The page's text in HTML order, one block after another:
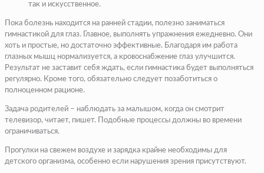
так и искусственное.
Пока болезнь находится на ранней стадии, полезно заниматься
гимнастикой для глаз. Главное, выполнять упражнения ежедневно. Они
хоть и простые, но достаточно эффективные. Благодаря им работа
глазных мышц нормализуется, а кровоснабжение глаз улучшится.
Результат не заставит себя ждать, если гимнастика будет выполняться
регулярно. Кроме того, обязательно следует позаботиться о
полноценном рационе.
Задача родителей – наблюдать за малышом, когда он смотрит
телевизор, читает, пишет. Подобные процессы должны во времени
ограничиваться.
Прогулки на свежем воздухе и зарядка крайне необходимы для
детского организма, особенно если нарушения зрения присутствуют.